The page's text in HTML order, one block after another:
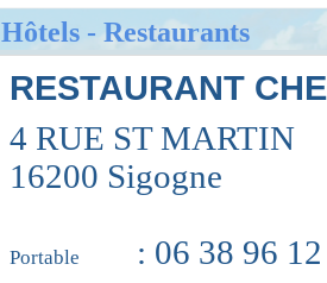
Hôtels - Restaurants
RESTAURANT
4 RUE ST MARTIN
16200 Sigogne
Portable : 06 38 96